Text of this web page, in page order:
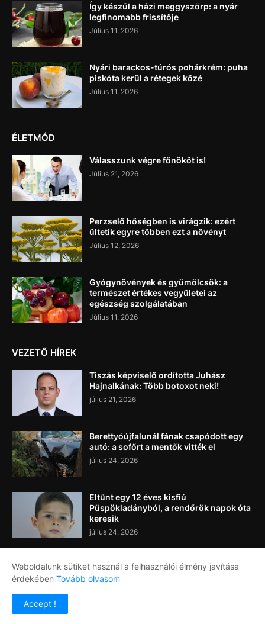
Így készül a házi meggyszörp: a nyár
legfinomabb frissítője
Július 11, 2026
Nyári barackos-túrós pohárkrém: puha
piskóta kerül a rétegek közé
Július 11, 2026
ÉLETMÓD
Válasszunk végre főnököt is!
Július 21, 2026
Perzselő hőségben is virágzik: ezért
ültetik egyre többen ezt a növényt
Július 12, 2026
Gyógynövények és gyümölcsök: a
természet értékes vegyületei az
egészség szolgálatában
Július 11, 2026
VEZETŐ HÍREK
Tiszás képviselő ordította Juhász
Hajnalkának: Több botoxot neki!
július 21, 2026
Berettyóújfalunál fának csapódott egy
autó: a sofőrt a mentők vitték el
július 24, 2026
Eltűnt egy 12 éves kisfiú
Püspökladányból, a rendőrök napok óta
keresik
július 24, 2026
Címlap Rólunk
Weboldalunk sütiket használ a felhasználói élmény javítása
érdekében Tovább olvasom
Accept !